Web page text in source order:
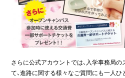
さらに公式アカウントでは、入学事務局
て、進路に関する様々なご質問にも一人